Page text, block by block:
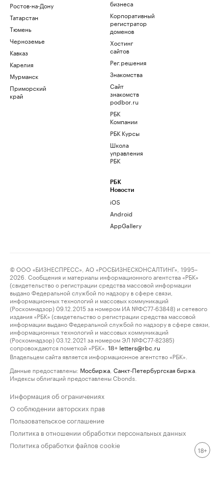
Ростов-на-Дону
Татарстан
Тюмень
Черноземье
Кавказ
Карелия
Мурманск
Приморский
край
бизнеса
Корпоративный
регистратор
доменов
Хостинг
сайтов
Рег.решения
Знакомства
Сайт
знакомств
podbor.ru
РБК
Компании
РБК Курсы
Школа
управления
РБК
РБК
Новости
iOS
Android
AppGallery
© ООО «БИЗНЕСПРЕСС», АО «РОСБИЗНЕСКОНСАЛТИНГ», 1995–
2026. Сообщения и материалы информационного агентства «РБК»
(свидетельство о регистрации средства массовой информации
выдано Федеральной службой по надзору в сфере связи,
информационных технологий и массовых коммуникаций
(Роскомнадзор) 09.12.2015 за номером ИА №ФС77-63848) и сетевого
издания «РБК» (свидетельство о регистрации средства массовой
информации выдано Федеральной службой по надзору в сфере связи,
информационных технологий и массовых коммуникаций
(Роскомнадзор) 03.12.2021 за номером ЭЛ №ФС77-82385)
сопровождаются пометкой «РБК».
18+ letters@rbc.ru
Владельцем сайта является информационное агентство «РБК».
Данные предоставлены: Мосбиржа Санкт-Петербургская биржа
Индексы облигаций предоставлены Cbonds.
Информация об ограничениях
О соблюдении авторских прав
Пользовательское соглашение
Политика в отношении обработки персональных данных
Политика обработки файлов cookie
18+